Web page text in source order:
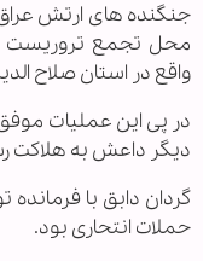
جنگنده های ارتش عراق
محل تجمع تروریست
واقع در استان صلاح
دیگر داعش به هلاکت
گردان دابق با
حملات انتحاری بود.